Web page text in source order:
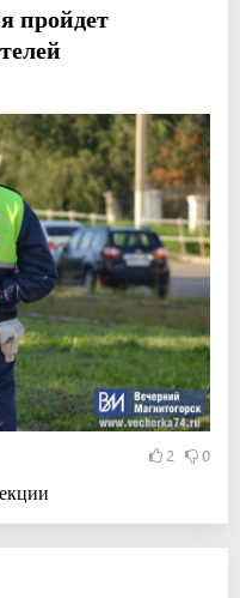
пройдет
2 0